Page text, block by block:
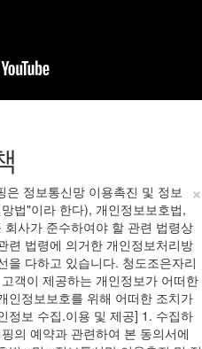
×
정보통신망 이용촉진 및 정보
법"이라 한다), 개인정보보호법,
사가 준수하여야 할 관련 법령상
련 법령에 의거한 개인정보처리방
을 다하고 있습니다. 청도조은자리
객이 제공하는 개인정보가 어떠한
인정보보호를 위해 어떠한 조치가
정보 수집.이용 및 제공] 1. 수집하
의 예약과 관련하여 본 동의서에